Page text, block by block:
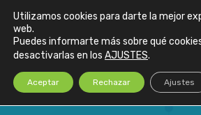
oficina de farmacia ?
Utilizamos cookies para darte la mejor
web.
Puedes informarte más sobre qué
desactivarlas en los AJUSTES.
Aceptar Rechazar Ajustes